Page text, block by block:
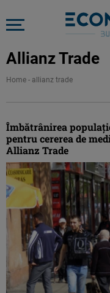
Allianz Trade
Home - allianz trade
Îmbătrânirea
pentru cererea de
Allianz Trade